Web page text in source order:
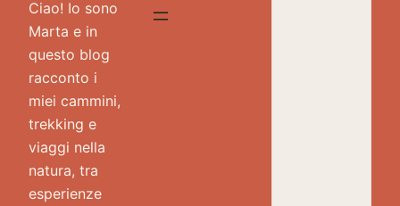
Ciao! Io sono
Marta e in
questo blog
racconto i
miei cammini,
trekking e
viaggi nella
natura, tra
esperienze